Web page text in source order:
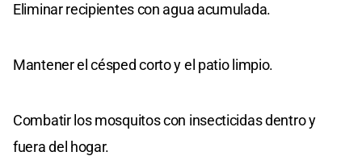
Eliminar recipientes con agua acumulada.
Mantener el césped corto y el patio limpio.
Combatir los mosquitos con insecticidas dentro y
fuera del hogar.